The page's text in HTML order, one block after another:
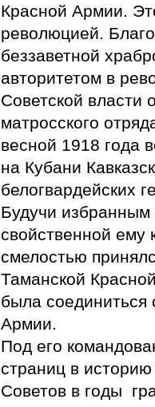
Красной Армии.
революцией.
беззаветной
авторитетом в
Советской власти
матросского
весной 1918 года
на Кубани
белогвардейских
Будучи
свойственной ему
смелостью
Таманской
была соединиться
Армии.
Под его
страниц в
Советов в годы